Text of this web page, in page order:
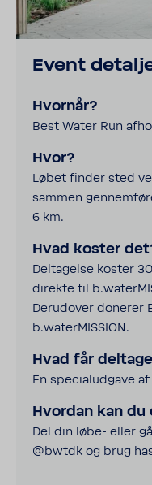
Event
Hvornår?
Best Water Run
Hvor?
Løbet finder sted
sammen
6 km.
Hvad koster
Delta­gelse koster
direkte til
Deru­d­over donerer
b.water­MIS­SION.
Hvad får
En speci­a­lud­gave
Hvordan kan
Del din løbe- eller
@bwtdk og brug